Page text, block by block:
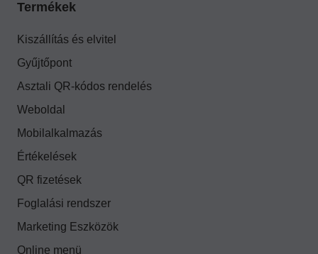
Termékek
Kiszállítás és elvitel
Gyűjtőpont
Asztali QR-kódos rendelés
Weboldal
Mobilalkalmazás
Értékelések
QR fizetések
Foglalási rendszer
Marketing Eszközök
Online menü